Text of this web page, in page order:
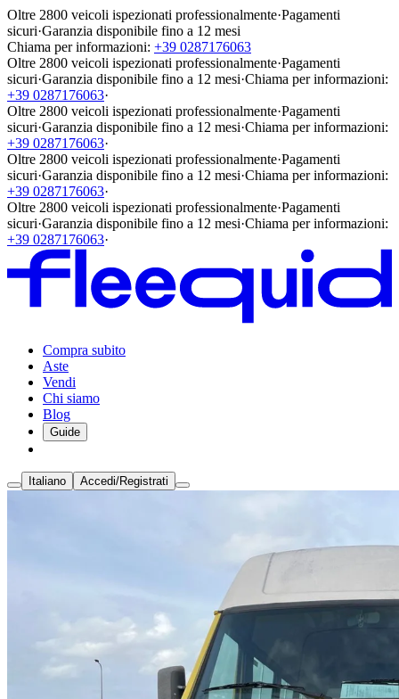
Oltre 2800 veicoli ispezionati professionalmente·Pagamenti
sicuri·Garanzia disponibile fino a 12 mesi
Chiama per informazioni: +39 0287176063
Oltre 2800 veicoli ispezionati professionalmente·Pagamenti
sicuri·Garanzia disponibile fino a 12 mesi·Chiama per informazioni:
+39 0287176063·
Oltre 2800 veicoli ispezionati professionalmente·Pagamenti
sicuri·Garanzia disponibile fino a 12 mesi·Chiama per informazioni:
+39 0287176063·
Oltre 2800 veicoli ispezionati professionalmente·Pagamenti
sicuri·Garanzia disponibile fino a 12 mesi·Chiama per informazioni:
+39 0287176063·
Oltre 2800 veicoli ispezionati professionalmente·Pagamenti
sicuri·Garanzia disponibile fino a 12 mesi·Chiama per informazioni:
+39 0287176063·
Compra subito
Aste
Vendi
Chi siamo
Blog
Guide
Italiano Accedi/Registrati